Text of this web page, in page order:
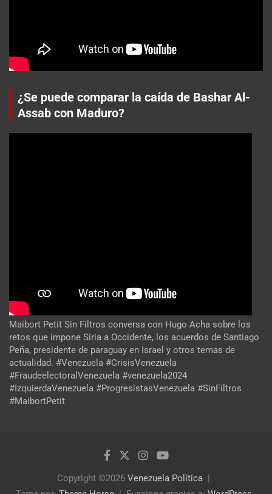
¿Se puede comparar la caída de Bashar Al-
Assab con Maduro?
Maibort Petit Sin Filtros conversa con Hugo Acha sobre los
retos que impone Siria a Occidente, los acuerdos de Santiago
Peña, presidente de paraguay en Israel y otros temas de
actualidad. #Venezuela #CrisisVenezuela
#FraudeelectoralVenezuela #venezuela2024
#IzquierdaVenezuela #ProgresistasVenezuela #SinFiltros
#MaibortPetit
Copyright ©2026 Venezuela Política